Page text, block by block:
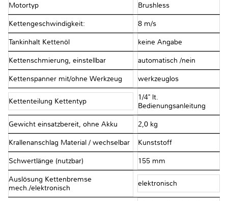
Motortyp Brushless
Kettengeschwindigkeit: 8 m/s
Tankinhalt Kettenöl keine Angabe
Kettenschmierung, einstellbar automatisch /nein
Kettenspanner mit/ohne Werkzeug werkzeuglos
Kettenteilung Kettentyp
1/4" lt.
Bedienungsanleitung
Gewicht einsatzbereit, ohne Akku 2,0 kg
Krallenanschlag Material / wechselbar Kunststoff
Schwertlänge (nutzbar) 155 mm
Auslösung Kettenbremse
mech./elektronisch
elektronisch